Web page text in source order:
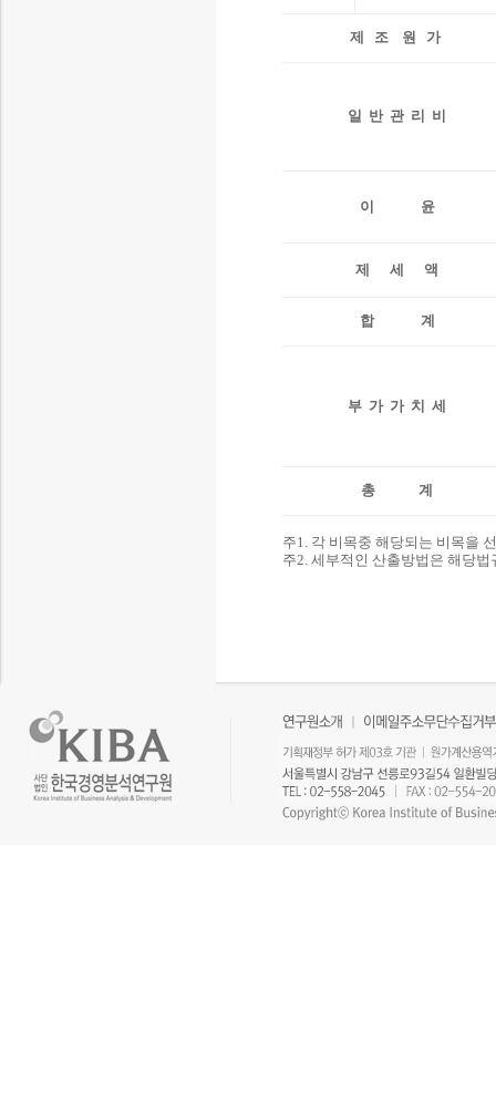
제 조 원 가
일 반 관 리 비
이 윤
제 세 액
합 계
부 가 가 치 세
총 계
주1. 각 비목중 해당되는 비목을
주2. 세부적인 산출방법은 해당